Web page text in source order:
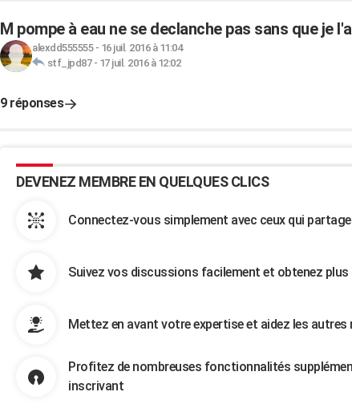
M pompe à eau ne se declanche pas sans que je
alexdd555555- 16 juil. 2016 à 11:04
stf_jpd87- 17 juil. 2016 à 12:02
9 réponses
DEVENEZ MEMBRE EN QUELQUES CLICS
Connectez-vous simplement avec ceux qui
Suivez vos discussions facilement et obtenez plus
Mettez en avant votre expertise et aidez les autres
Profitez de nombreuses fonctionnalités
inscrivant